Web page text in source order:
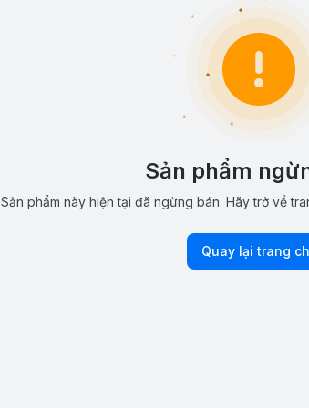
Sản phẩm
Sản phẩm này hiện tại đã ngừng bán. Hãy trở về
Quay lại trang